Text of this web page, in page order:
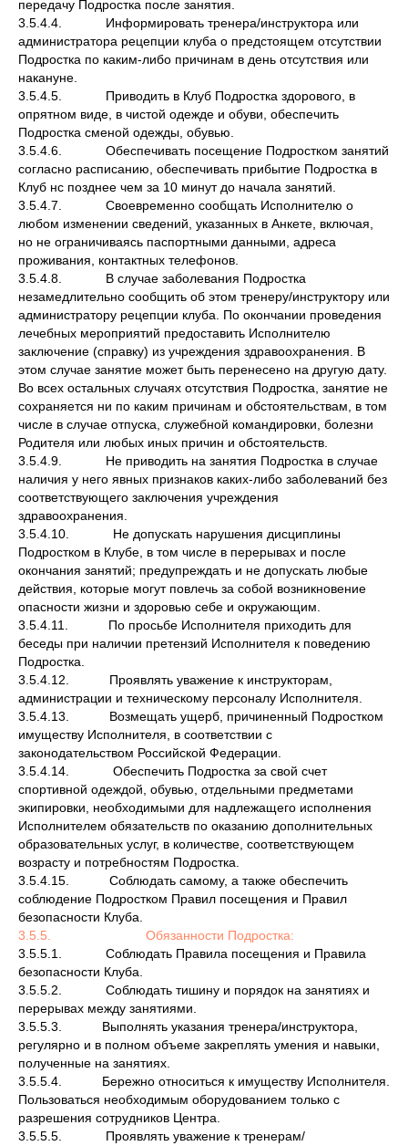
передачу Подростка после занятия.
3.5.4.4. Информировать тренера/инструктора или
администратора рецепции клуба о предстоящем отсутствии
Подростка по каким-либо причинам в день отсутствия или
накануне.
3.5.4.5. Приводить в Клуб Подростка здорового, в
опрятном виде, в чистой одежде и обуви, обеспечить
Подростка сменой одежды, обувью.
3.5.4.6. Обеспечивать посещение Подростком занятий
согласно расписанию, обеспечивать прибытие Подростка в
Клуб нс позднее чем за 10 минут до начала занятий.
3.5.4.7. Своевременно сообщать Исполнителю о
любом изменении сведений, указанных в Анкете, включая,
но не ограничиваясь паспортными данными, адреса
проживания, контактных телефонов.
3.5.4.8. В случае заболевания Подростка
незамедлительно сообщить об этом тренеру/инструктору или
администратору рецепции клуба. По окончании проведения
лечебных мероприятий предоставить Исполнителю
заключение (справку) из учреждения здравоохранения. В
этом случае занятие может быть перенесено на другую дату.
Во всех остальных случаях отсутствия Подростка, занятие не
сохраняется ни по каким причинам и обстоятельствам, в том
числе в случае отпуска, служебной командировки, болезни
Родителя или любых иных причин и обстоятельств.
3.5.4.9. Не приводить на занятия Подростка в случае
наличия у него явных признаков каких-либо заболеваний без
соответствующего заключения учреждения
здравоохранения.
3.5.4.10. Не допускать нарушения дисциплины
Подростком в Клубе, в том числе в перерывах и после
окончания занятий; предупреждать и не допускать любые
действия, которые могут повлечь за собой возникновение
опасности жизни и здоровью себе и окружающим.
3.5.4.11. По просьбе Исполнителя приходить для
беседы при наличии претензий Исполнителя к поведению
Подростка.
3.5.4.12. Проявлять уважение к инструкторам,
администрации и техническому персоналу Исполнителя.
3.5.4.13. Возмещать ущерб, причиненный Подростком
имуществу Исполнителя, в соответствии с
законодательством Российской Федерации.
3.5.4.14. Обеспечить Подростка за свой счет
спортивной одеждой, обувью, отдельными предметами
экипировки, необходимыми для надлежащего исполнения
Исполнителем обязательств по оказанию дополнительных
образовательных услуг, в количестве, соответствующем
возрасту и потребностям Подростка.
3.5.4.15. Соблюдать самому, а также обеспечить
соблюдение Подростком Правил посещения и Правил
безопасности Клуба.
3.5.5. Обязанности Подростка:
3.5.5.1. Соблюдать Правила посещения и Правила
безопасности Клуба.
3.5.5.2. Соблюдать тишину и порядок на занятиях и
перерывах между занятиями.
3.5.5.3. Выполнять указания тренера/инструктора,
регулярно и в полном объеме закреплять умения и навыки,
полученные на занятиях.
3.5.5.4. Бережно относиться к имуществу Исполнителя.
Пользоваться необходимым оборудованием только с
разрешения сотрудников Центра.
3.5.5.5. Проявлять уважение к тренерам/